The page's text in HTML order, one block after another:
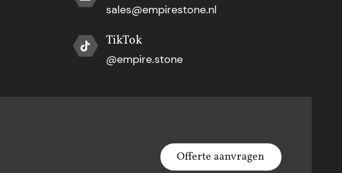
sales@empirestone.nl
TikTok
@empire.stone
Offerte aanvragen